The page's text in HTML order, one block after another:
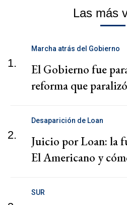
Las más
1.
Marcha atrás del Gobierno
El Gobierno fue
reforma que
2.
Desaparición de Loan
Juicio por Loan: la
El Americano y
SUR